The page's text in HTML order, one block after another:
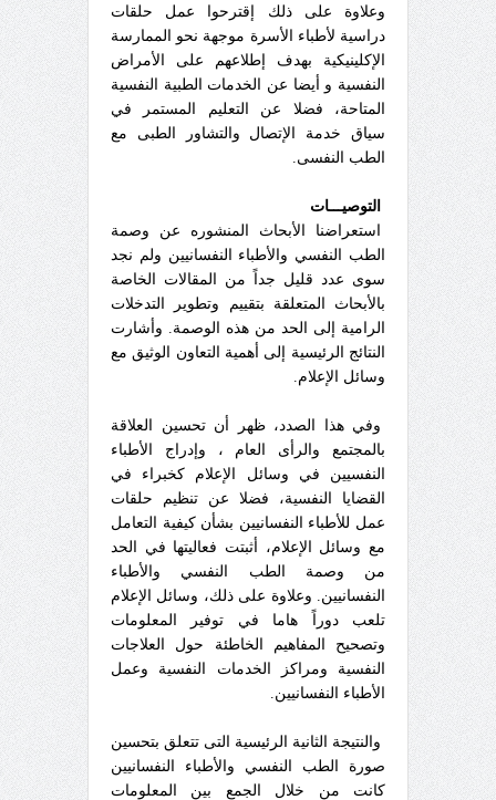
وعلاوة على ذلك إقترحوا عمل حلقات
دراسية لأطباء الأسرة موجهة نحو الممارسة
الإكلينيكية بهدف إطلاعهم على الأمراض
النفسية و أيضا عن الخدمات الطبية النفسية
المتاحة، فضلا عن التعليم المستمر في
سياق خدمة الإتصال والتشاور الطبى مع
الطب النفسى.
التوصيـــات
استعراضنا الأبحاث المنشوره عن وصمة
الطب النفسي والأطباء النفسانيين ولم نجد
سوى عدد قليل جداً من المقالات الخاصة
بالأبحاث المتعلقة بتقييم وتطوير التدخلات
الرامية إلى الحد من هذه الوصمة. وأشارت
النتائج الرئيسية إلى أهمية التعاون الوثيق مع
وسائل الإعلام.
وفي هذا الصدد، ظهر أن تحسين العلاقة
بالمجتمع والرأى العام ، وإدراج الأطباء
النفسيين في وسائل الإعلام كخبراء في
القضايا النفسية، فضلا عن تنظيم حلقات
عمل للأطباء النفسانيين بشأن كيفية التعامل
مع وسائل الإعلام، أثبتت فعاليتها في الحد
من وصمة الطب النفسي والأطباء
النفسانيين. وعلاوة على ذلك، وسائل الإعلام
تلعب دوراً هاما في توفير المعلومات
وتصحيح المفاهيم الخاطئة حول العلاجات
النفسية ومراكز الخدمات النفسية وعمل
الأطباء النفسانيين.
والنتيجة الثانية الرئيسية التى تتعلق بتحسين
صورة الطب النفسي والأطباء النفسانيين
كانت من خلال الجمع بين المعلومات